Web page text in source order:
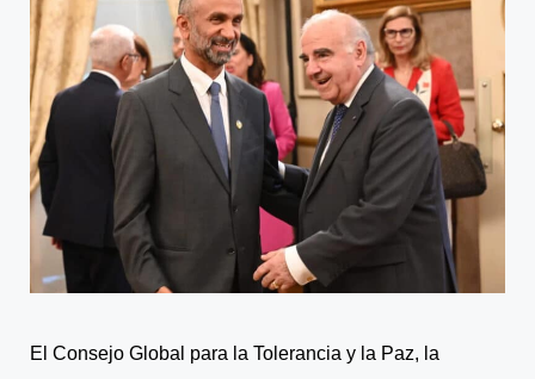
El Consejo Global para la Tolerancia y la Paz, la